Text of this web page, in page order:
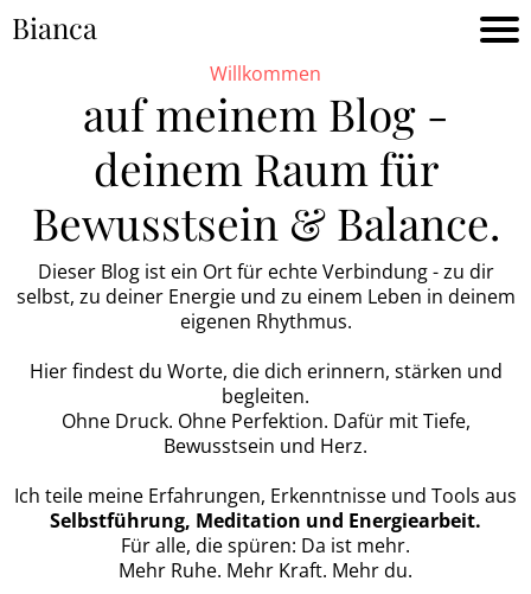
Bianca
Willkommen
auf meinem Blog -
deinem Raum für
Bewusstsein & Balance.
Dieser Blog ist ein Ort für echte Verbindung - zu dir
selbst, zu deiner Energie und zu einem Leben in deinem
eigenen Rhythmus.
Hier findest du Worte, die dich erinnern, stärken und
begleiten.
Ohne Druck. Ohne Perfektion. Dafür mit Tiefe,
Bewusstsein und Herz.
Ich teile meine Erfahrungen, Erkenntnisse und Tools aus
Selbstführung, Meditation und Energiearbeit.
Für alle, die spüren: Da ist mehr.
Mehr Ruhe. Mehr Kraft. Mehr du.